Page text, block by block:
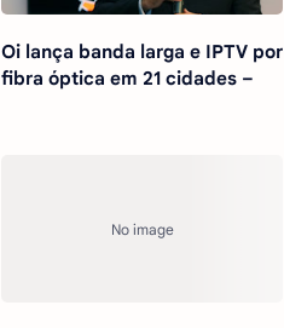
Oi lança banda larga e IPTV por
fibra óptica em 21 cidades –